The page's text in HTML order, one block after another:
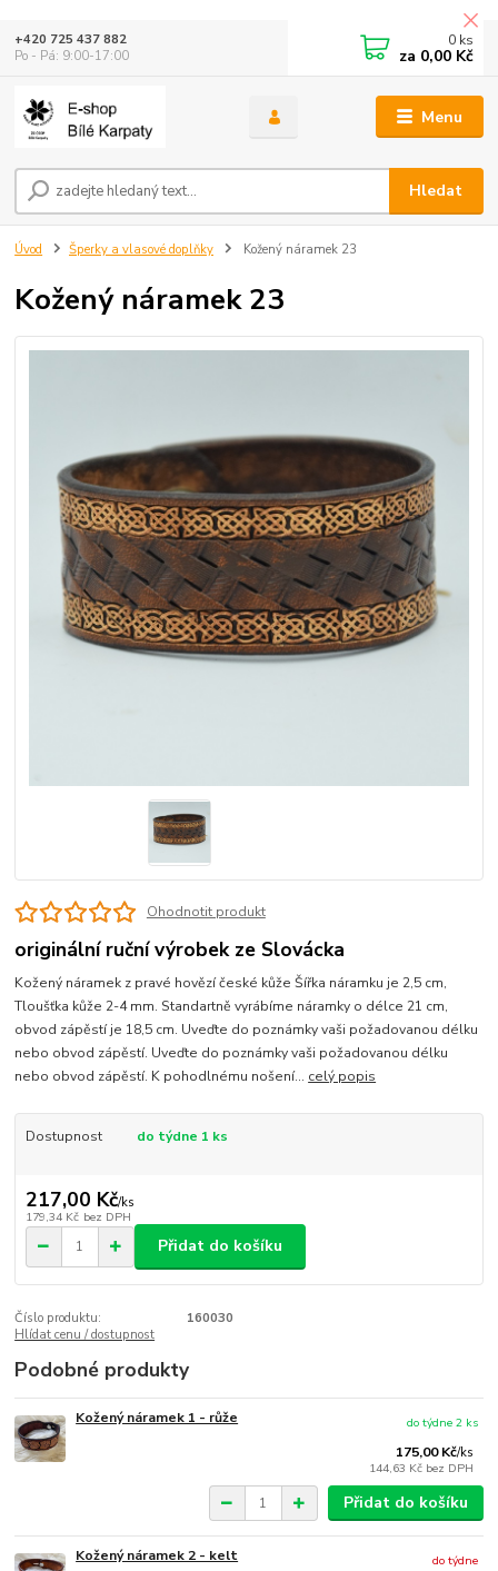
Menu
Hledat
+420 725 437 882
Po - Pá: 9:00-17:00
0 ks
za 0,00 Kč
Úvod Šperky a vlasové doplňky Kožený náramek 23
Kožený náramek 23
Ohodnotit produkt
originální ruční výrobek ze Slovácka
Kožený náramek z pravé hovězí české kůže Šířka náramku je 2,5 cm,
Tloušťka kůže 2-4 mm. Standartně vyrábíme náramky o délce 21 cm,
obvod zápěstí je 18,5 cm. Uveďte do poznámky vaši požadovanou délku
nebo obvod zápěstí. Uveďte do poznámky vaši požadovanou délku
nebo obvod zápěstí. K pohodlnému nošení... celý popis
Dostupnost do týdne 1 ks
217,00 Kč/ks
179,34 Kč bez DPH
Přidat do košíku
Číslo produktu:
160030
Hlídat cenu / dostupnost
Podobné produkty
Kožený náramek 1 - růže
175,00 Kč/ks
144,63 Kč bez DPH
do týdne 2 ks
Přidat do košíku
Kožený náramek 2 - kelt
do týdne